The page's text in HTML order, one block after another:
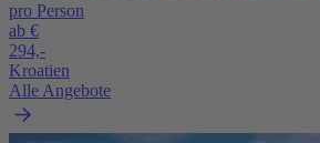
pro Person
ab €
294,-
Kroatien
Alle Angebote